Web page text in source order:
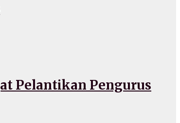
Pelantikan Pengurus